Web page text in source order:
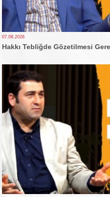
07.08.2026
Hakkı Tebliğde Gözetilmesi